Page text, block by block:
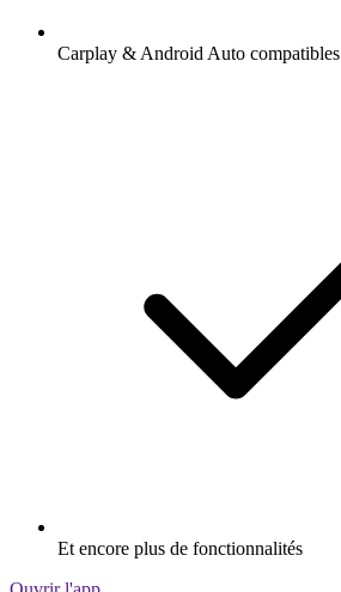
Carplay & Android Auto compatibles
Et encore plus de fonctionnalités